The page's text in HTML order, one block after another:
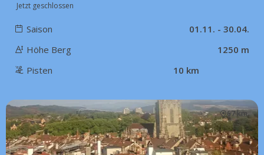
Jetzt geschlossen
Saison
01.11. - 30.04.
Höhe Berg
1250 m
Pisten
10 km
67 km